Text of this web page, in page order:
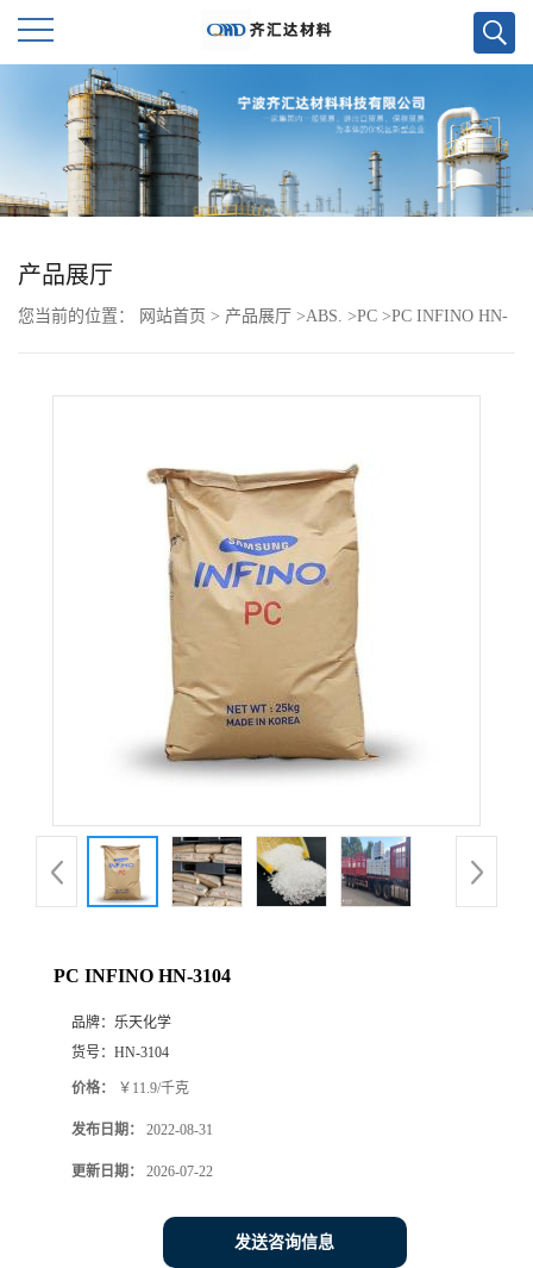
首
页
公
品
厅
产品展厅
您当前的位置： 网站首页 > 产品展厅 >ABS. >PC >PC INFINO HN-
PC INFINO HN-3104
品牌： 乐天化学
货号： HN-3104
价格： ￥11.9/千克
发布日期： 2022-08-31
更新日期： 2026-07-22
发送咨询信息